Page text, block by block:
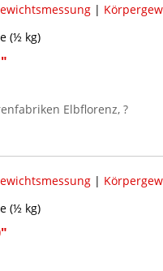
|
(½ kg)
Elbflorenz, ?
|
(½ kg)